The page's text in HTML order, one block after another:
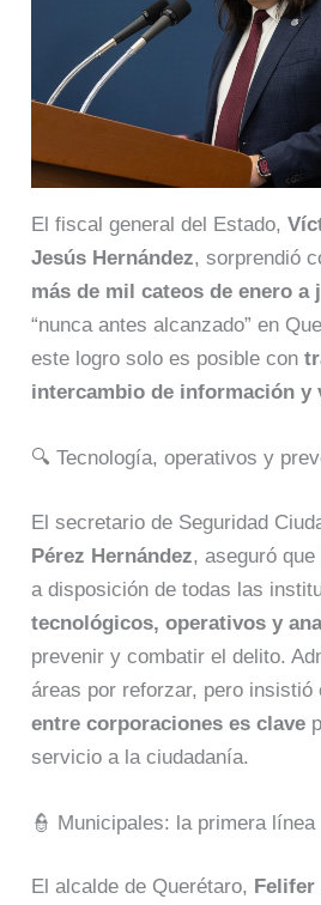
El fiscal general del Estado,
Jesús Hernández, sorprendió
más de mil cateos de enero a
“nunca antes alcanzado” en
este logro solo es posible con
intercambio de información y
🔍 Tecnología, operativos y
El secretario de Seguridad
Pérez Hernández, aseguró
a disposición de todas las
tecnológicos, operativos y
prevenir y combatir el delito.
áreas por reforzar, pero insistió
entre corporaciones es clave
servicio a la ciudadanía.
👮 Municipales: la primera línea
El alcalde de Querétaro, Felifer